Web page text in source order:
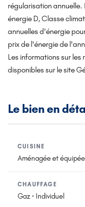
régularisation
énergie D, Classe
annuelles d'énergie
prix de l'énergie de
Les informations sur
disponibles sur le site
Le bien en
CUISINE
Aménagée et
CHAUFFAGE
Gaz · Individuel